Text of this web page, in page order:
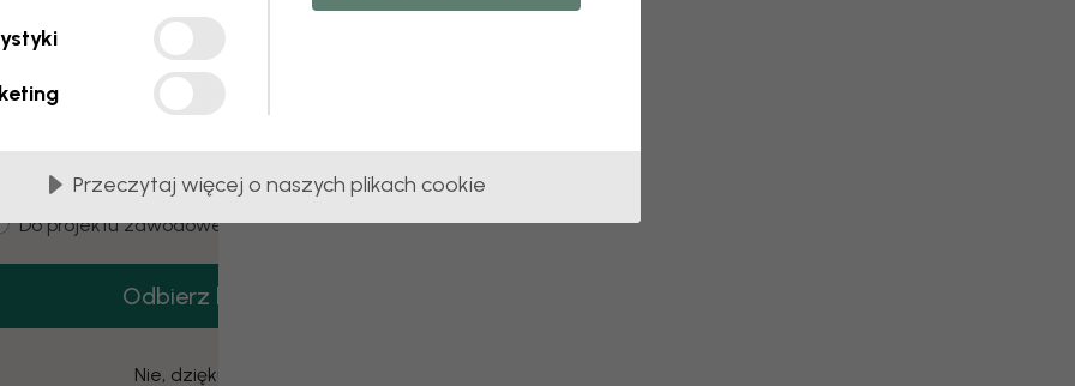
Przeczytaj więcej o naszych plikach cookie
3 darmowych próbek
3 próbek tapet całkowicie za darmo.
type
Dla mnie
Do projektu zawodowego
Odbierz kod
Nie, dziękuję